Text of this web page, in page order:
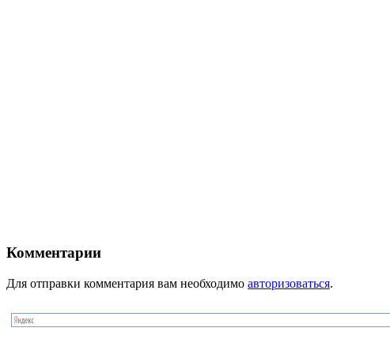
Комментарии
Для отправки комментария вам необходимо авторизоваться.